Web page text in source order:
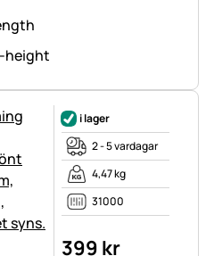
i lager
2 - 5 vardagar
4,47 kg
31000
399 kr